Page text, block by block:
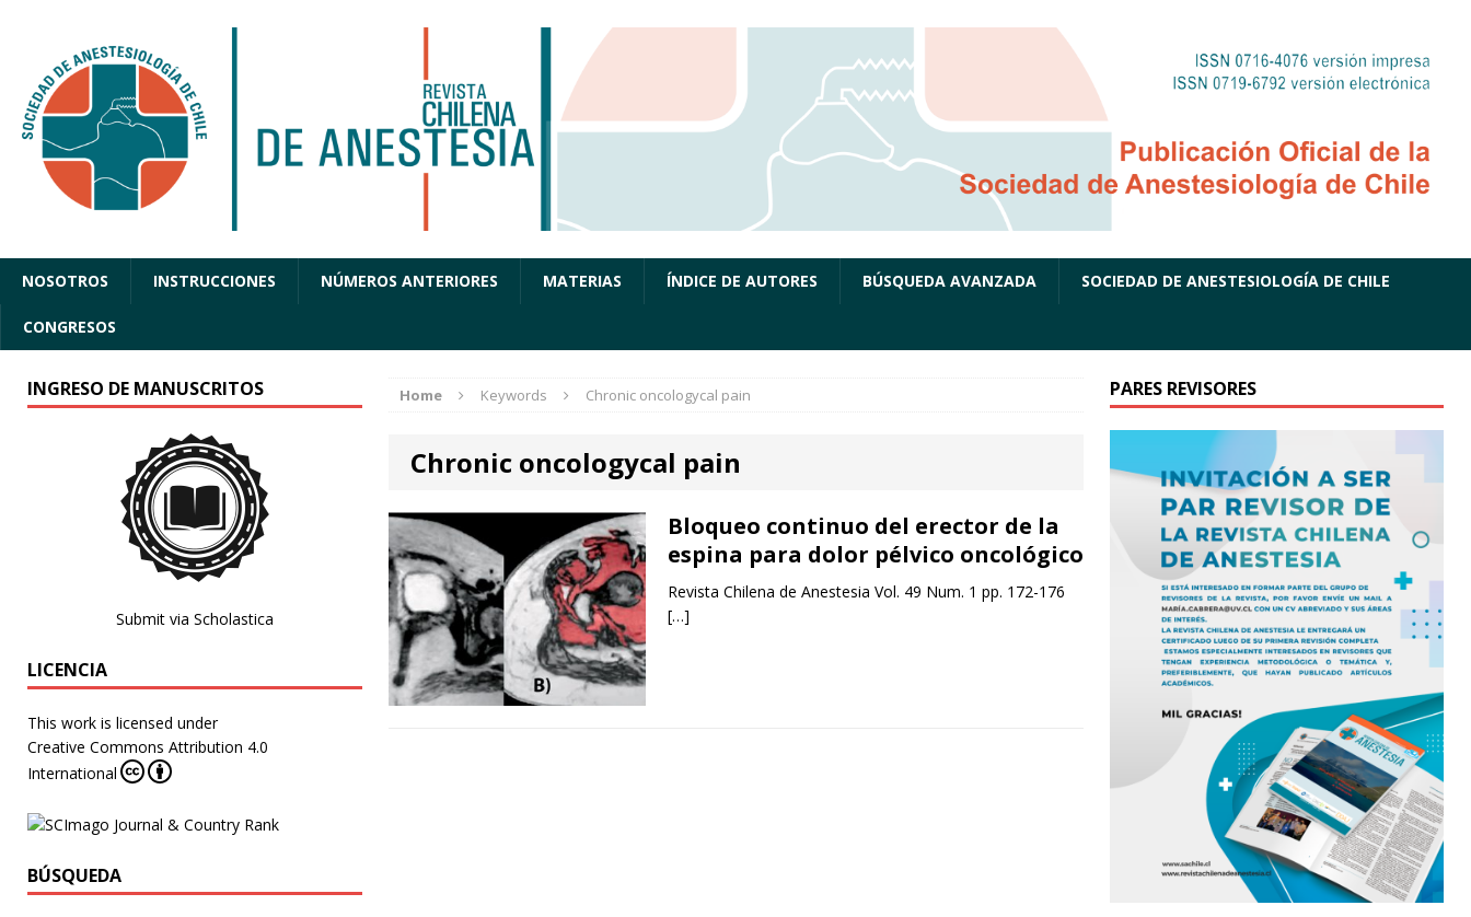
NOSOTROS INSTRUCCIONES NÚMEROS ANTERIORES MATERIAS ÍNDICE DE AUTORES BÚSQUEDA AVANZADA SOCIEDAD DE ANESTESIOLOGÍA DE CHILE
CONGRESOS
Home Keywords Chronic oncologycal pain
Chronic oncologycal pain
Bloqueo continuo del erector de la
espina para dolor pélvico oncológico
Revista Chilena de Anestesia Vol. 49 Num. 1 pp. 172-176
[…]
INGRESO DE MANUSCRITOS
Submit via Scholastica
LICENCIA
This work is licensed under
Creative Commons Attribution 4.0
International
BÚSQUEDA
PARES REVISORES